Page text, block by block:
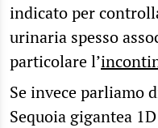
indicato per
urinaria spesso
particolare l’
Se invece parliamo
Sequoia gigantea